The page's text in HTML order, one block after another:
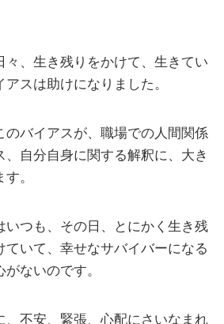
々、生き残りをかけて、生きてい
スは助けになりました。
のバイアスが、職場での人間関係
、自分自身に関する解釈に、大き
。
いつも、その日、とにかく生き残
ていて、幸せなサバイバーになる
ないのです。
、不安、緊張、心配にさいなまれ